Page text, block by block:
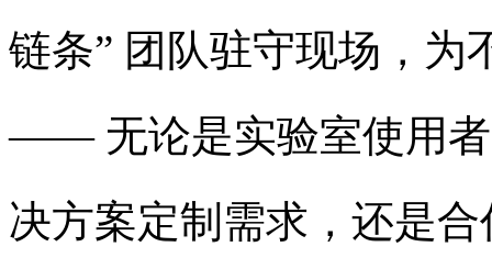
链条” 团队驻守现场，为
—— 无论是实验室使用者
决方案定制需求，还是